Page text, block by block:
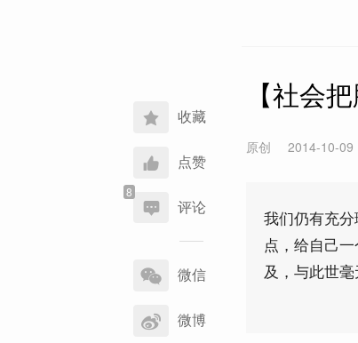
收藏
点赞
评论
享
到
微信
微博
【社会
原创 2014-10-09
我们仍有充
点，给自己
及，与此世